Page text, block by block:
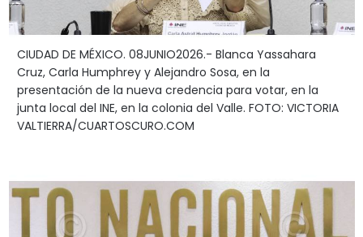
CIUDAD DE MÉXICO. 08JUNIO2026.- Blanca Yassahara
Cruz, Carla Humphrey y Alejandro Sosa, en la
presentación de la nueva credencia para votar, en la
junta local del INE, en la colonia del Valle. FOTO: VICTORIA
VALTIERRA/CUARTOSCURO.COM